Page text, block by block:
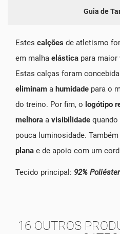
Guia de
Estes calções de atletismo
em malha elástica para maior
Estas calças foram
eliminam a humidade para o
do treino. Por fim, o logótipo
melhora a visibilidade
pouca luminosidade.
plana e de apoio com um
Tecido principal: 92%
16 OUTROS